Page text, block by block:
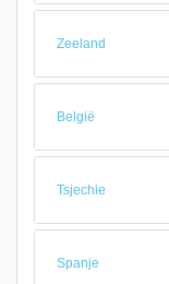
Zeeland
België
Tsjechie
Spanje